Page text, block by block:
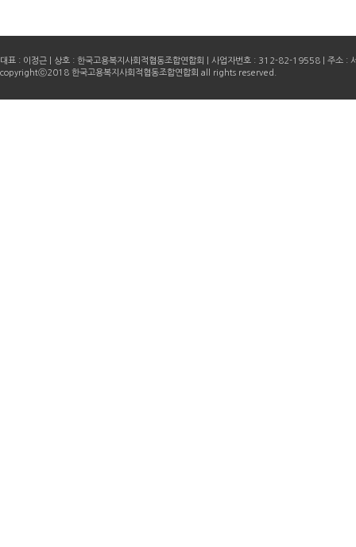
대표 : 이정근 | 상호 : 한국고용복지사회적협동조합연합회 | 사업자번호 : 312-82-19558 | 주
copyrightⓒ2018 한국고용복지사회적협동조합연합회 all rights reserved.